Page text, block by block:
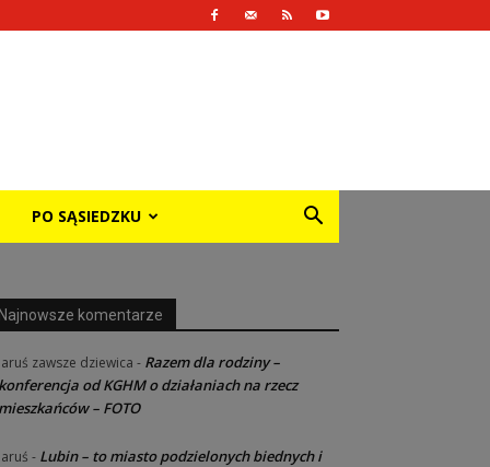
PO SĄSIEDZKU
komentarze
zawsze dziewica - Razem dla rodziny –
od KGHM o działaniach na rzecz
– FOTO
- Lubin – to miasto podzielonych biednych i